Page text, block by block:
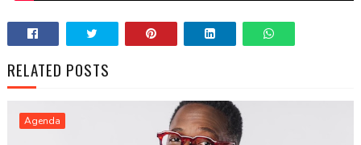
RELATED POSTS
Agenda